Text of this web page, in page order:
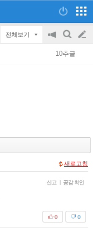
전체보기
공
지
on/off
검
색
글
쓰
10추글
새로고침
신고 | 공감 확인
0
0